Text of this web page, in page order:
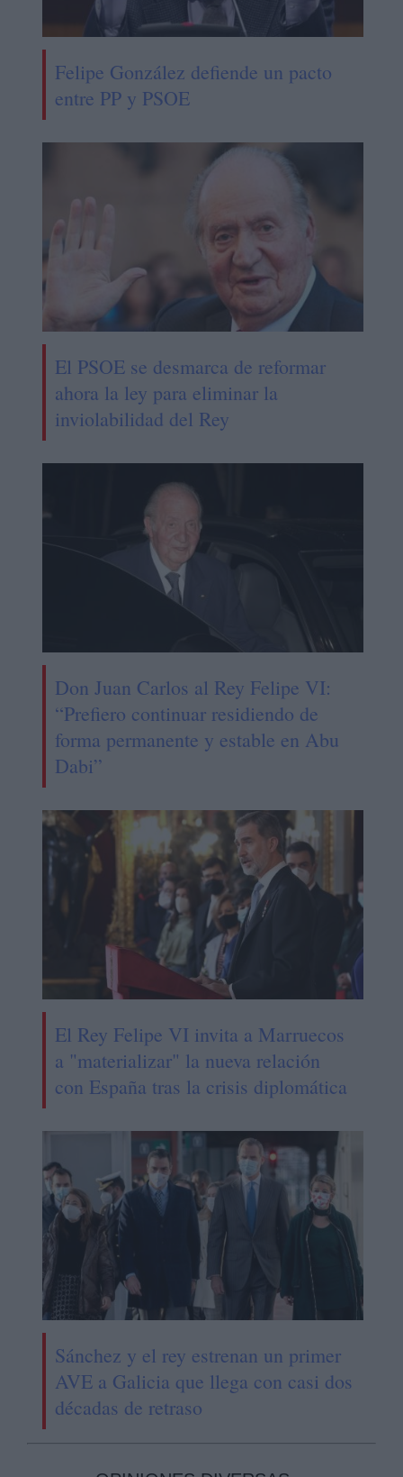
Felipe González defiende un pacto
entre PP y PSOE
El PSOE se desmarca de reformar
ahora la ley para eliminar la
inviolabilidad del Rey
Don Juan Carlos al Rey Felipe VI:
“Prefiero continuar residiendo de
forma permanente y estable en Abu
Dabi”
El Rey Felipe VI invita a Marruecos
a "materializar" la nueva relación
con España tras la crisis diplomática
Sánchez y el rey estrenan un primer
AVE a Galicia que llega con casi dos
décadas de retraso